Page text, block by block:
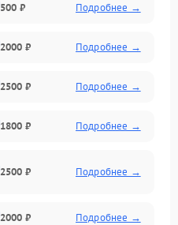
500 ₽ Подробнее →
2000 ₽ Подробнее →
2500 ₽ Подробнее →
1800 ₽ Подробнее →
2500 ₽ Подробнее →
2000 ₽ Подробнее →